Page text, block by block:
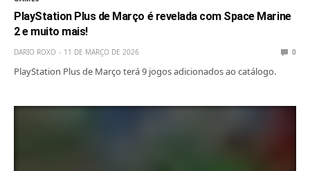
PlayStation Plus de Março é revelada com Space Marine
2 e muito mais!
DARIO ROXO 11 DE MARÇO DE 2026 0
PlayStation Plus de Março terá 9 jogos adicionados ao catálogo.